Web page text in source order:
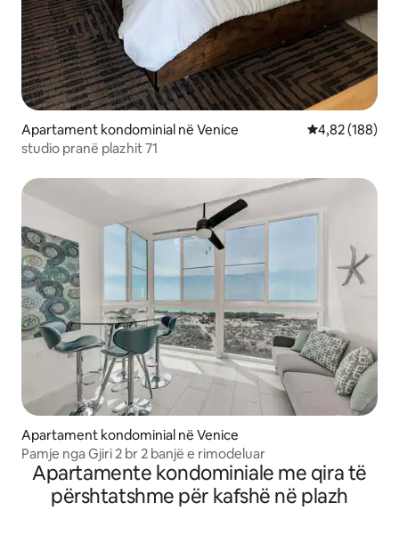
Apartament kondominial në Venice Vlerësimi
4,82 (188)
studio pranë plazhit 71
Apartament kondominial në Venice
Pamje nga Gjiri 2 br 2 banjë e rimodeluar
Apartamente kondominiale me qira të
përshtatshme për kafshë në plazh